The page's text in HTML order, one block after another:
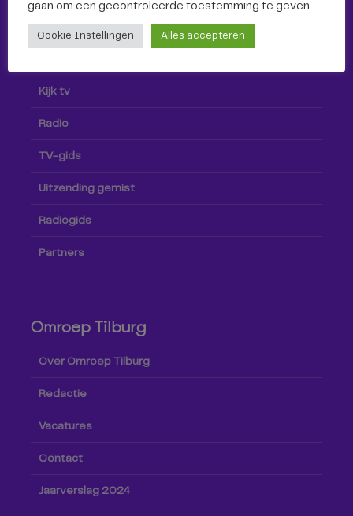
Kijk tv
Radio
TV-gids
Uitzending gemist
Radiogids
Partners
Omroep Tilburg
Over Omroep Tilburg
Redactie
Vacatures
Contact
Jaarverslag 2024
gaan om een ​​gecontroleerde toestemming te geven.
Cookie Instellingen Alles accepteren